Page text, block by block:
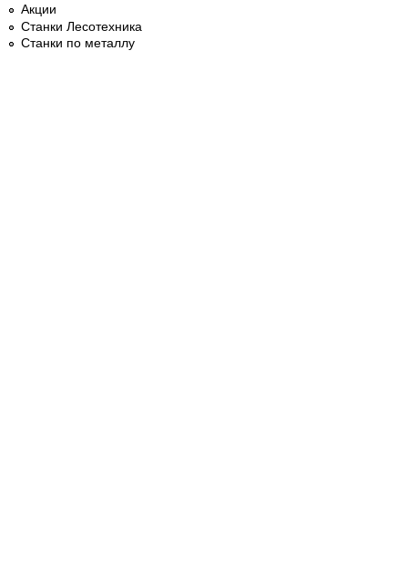
Акции
Станки Лесотехника
Станки по металлу